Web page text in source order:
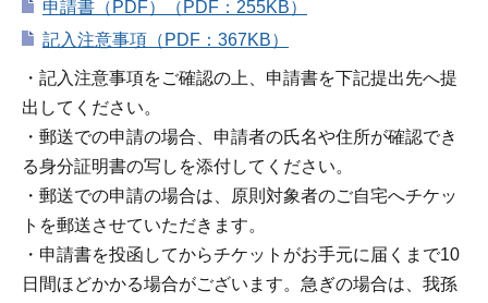
申請書（PDF）（PDF：255KB）
記入注意事項（PDF：367KB）
・記入注意事項をご確認の上、申請書を下記提出先へ提
出してください。
・郵送での申請の場合、申請者の氏名や住所が確認でき
る身分証明書の写しを添付してください。
・郵送での申請の場合は、原則対象者のご自宅へチケッ
トを郵送させていただきます。
・申請書を投函してからチケットがお手元に届くまで10
日間ほどかかる場合がございます。急ぎの場合は、我孫